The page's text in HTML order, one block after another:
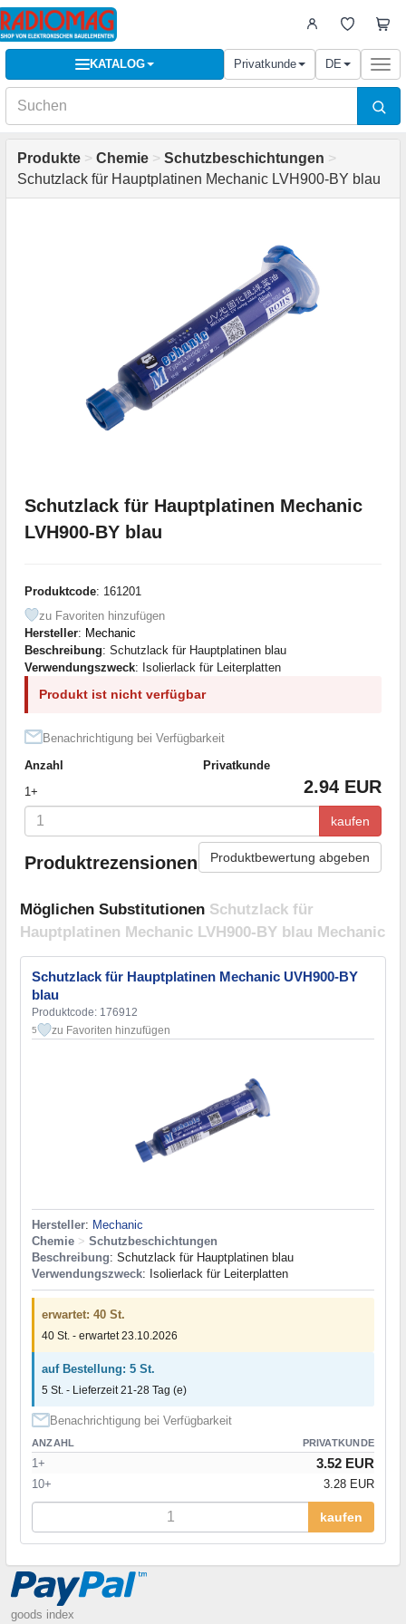
KATALOG Privatkunde DE
Produkte > Chemie > Schutzbeschichtungen >
Schutzlack für Hauptplatinen Mechanic LVH900-BY blau
Schutzlack für Hauptplatinen Mechanic
LVH900-BY blau
Produktcode: 161201
zu Favoriten hinzufügen
Hersteller: Mechanic
Beschreibung: Schutzlack für Hauptplatinen blau
Verwendungszweck: Isolierlack für Leiterplatten
Produkt ist nicht verfügbar
Benachrichtigung bei Verfügbarkeit
Anzahl
Privatkunde
1+
2.94 EUR
kaufen
Produktrezensionen Produktbewertung abgeben
Möglichen Substitutionen Schutzlack für
Hauptplatinen Mechanic LVH900-BY blau Mechanic
Schutzlack für Hauptplatinen Mechanic UVH900-BY
blau
Produktcode: 176912
5 zu Favoriten hinzufügen
Hersteller: Mechanic
Chemie > Schutzbeschichtungen
Beschreibung: Schutzlack für Hauptplatinen blau
Verwendungszweck: Isolierlack für Leiterplatten
erwartet: 40 St.
40 St. - erwartet 23.10.2026
auf Bestellung: 5 St.
5 St. - Lieferzeit 21-28 Tag (e)
Benachrichtigung bei Verfügbarkeit
ANZAHL PRIVATKUNDE
1+ 3.52 EUR
10+ 3.28 EUR
kaufen
goods index